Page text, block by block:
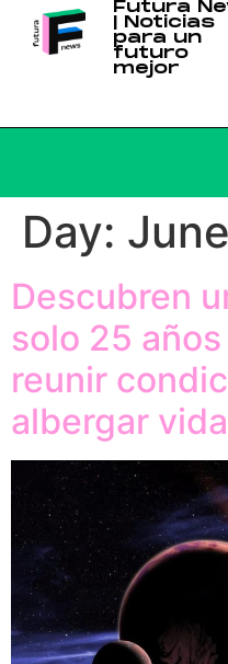
Futura
| Noticias
para un
futuro
mejor
Day:
Descubren
solo 25
reunir
albergar vida